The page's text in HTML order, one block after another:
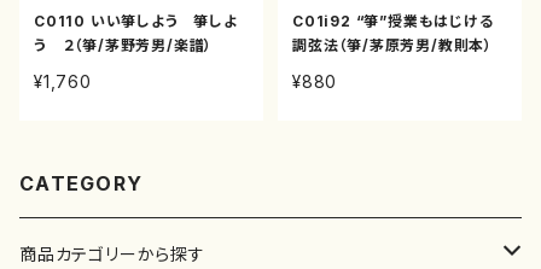
C0110 いい箏しよう 箏しよ
う ２（箏/茅野芳男/楽譜）
¥1,760
C01i92 “箏”授業もはじける
調弦法（箏/茅原芳男/教則本）
¥880
CATEGORY
商品カテゴリーから探す